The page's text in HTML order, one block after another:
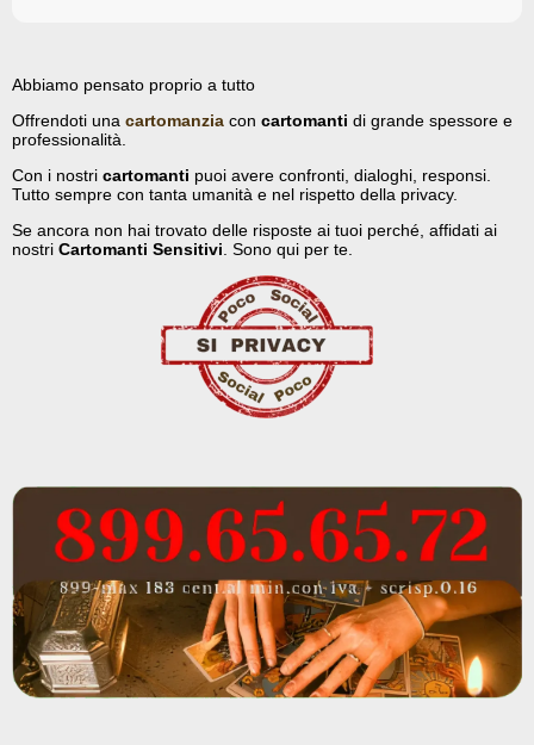
Abbiamo pensato proprio a tutto
Offrendoti una cartomanzia con cartomanti di grande spessore e
professionalità.
Con i nostri cartomanti puoi avere confronti, dialoghi, responsi.
Tutto sempre con tanta umanità e nel rispetto della privacy.
Se ancora non hai trovato delle risposte ai tuoi perché, affidati ai
nostri Cartomanti Sensitivi. Sono qui per te.